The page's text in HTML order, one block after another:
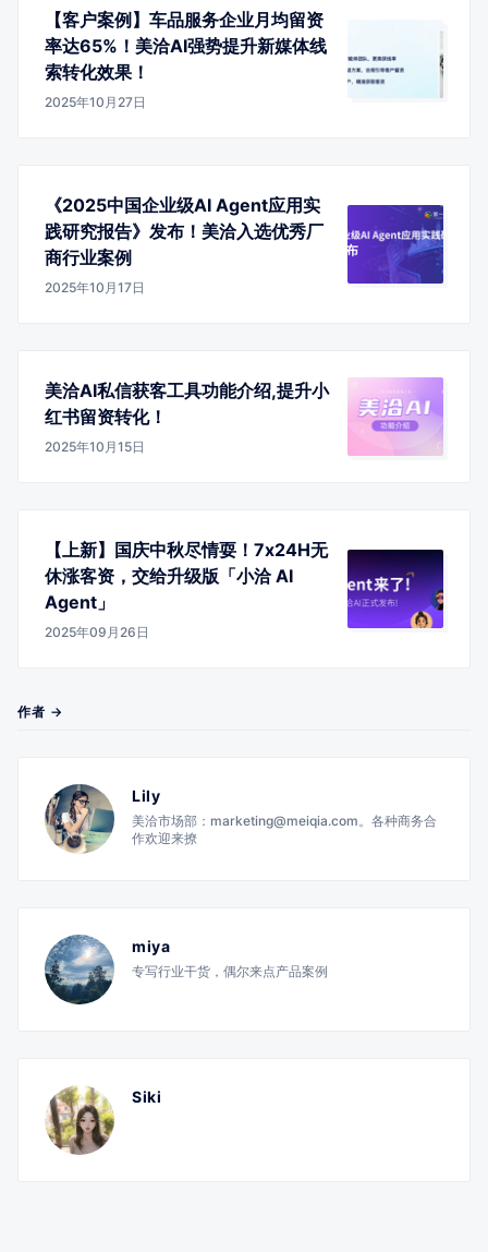
【客户案例】车品服务企业月均留资
率达65%！美洽AI强势提升新媒体线
索转化效果！
2025年10月27日
《2025中国企业级AI Agent应用实
践研究报告》发布！美洽入选优秀厂
商行业案例
2025年10月17日
美洽AI私信获客工具功能介绍,提升小
红书留资转化！
2025年10月15日
【上新】国庆中秋尽情耍！7x24H无
休涨客资，交给升级版「小洽 AI
Agent」
2025年09月26日
作者 →
Lily
美洽市场部：marketing@meiqia.com。各种商务合
作欢迎来撩
miya
专写行业干货，偶尔来点产品案例
Siki